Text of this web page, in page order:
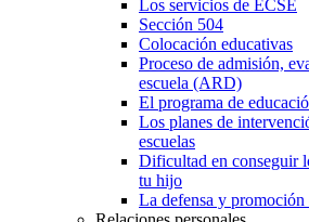
Los servicios de ECSE
Sección 504
Colocación educativas
Proceso de admisión,
escuela (ARD)
El programa de
Los planes de
escuelas
Dificultad en conseguir
tu hijo
La defensa y promoción